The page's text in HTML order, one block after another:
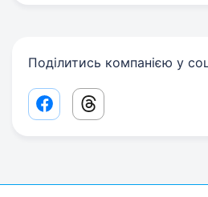
Поділитись компанією у
Facebook share link
Threads share link